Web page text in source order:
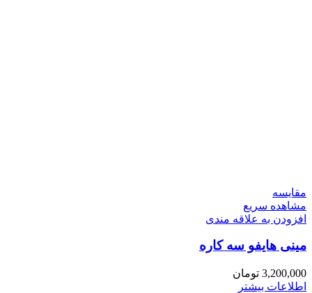
مقایسه
مشاهده سریع
افزودن به علاقه مندی
مینی هایفو سه کاره
3,200,000 تومان
اطلاعات بیشتر